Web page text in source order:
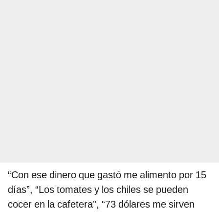
“Con ese dinero que gastó me alimento por 15
días”, “Los tomates y los chiles se pueden
cocer en la cafetera”, “73 dólares me sirven